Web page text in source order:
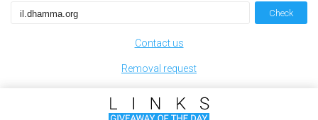
Check
Contact us
Removal request